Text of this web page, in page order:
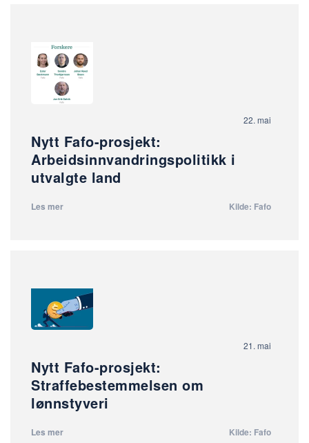
22. mai
Nytt Fafo-prosjekt:
Arbeidsinnvandringspolitikk i
utvalgte land
Les mer Kilde: Fafo
21. mai
Nytt Fafo-prosjekt:
Straffebestemmelsen om
lønnstyveri
Les mer Kilde: Fafo